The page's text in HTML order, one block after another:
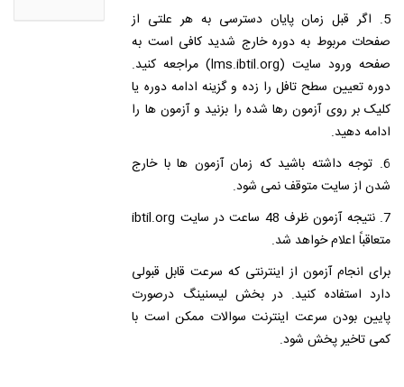
5. اگر قبل زمان پایان دسترسی به هر علتی از
صفحات مربوط به دوره خارج شدید کافی است به
صفحه ورود سایت (lms.ibtil.org) مراجعه کنید.
دوره تعیین سطح تافل را زده و گزینه ادامه دوره یا
کلیک بر روی آزمون رها شده را بزنید و آزمون ها را
ادامه دهید.
6. توجه داشته باشید که زمان آزمون ها با خارج
شدن از سایت متوقف نمی شود.
7. نتیجه آزمون ظرف 48 ساعت در سایت ibtil.org
متعاقباً اعلام خواهد شد.
برای انجام آزمون از اینترنتی که سرعت قابل قبولی
دارد استفاده کنید. در بخش لیسنینگ درصورت
پایین بودن سرعت اینترنت سوالات ممکن است با
کمی تاخیر پخش شود.